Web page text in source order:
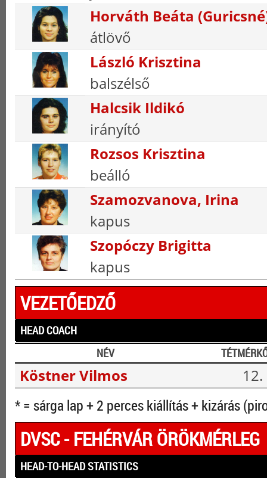
Horváth Beáta
átlövő
László Krisztina
balszélső
Halcsik Ildikó
irányító
Rozsos Krisztina
beálló
Szamozvanova, Irina
kapus
Szopóczy Brigitta
kapus
VEZETŐEDZŐ
HEAD COACH
NÉV
Köstner Vilmos 12.
* = sárga lap + 2 perces kiállítás + kizárás
DVSC - FEHÉRVÁR ÖRÖKMÉRLEG
HEAD-TO-HEAD STATISTICS